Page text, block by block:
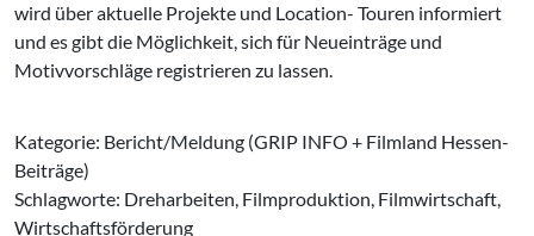
wird über aktuelle Projekte und Location- Touren informiert
und es gibt die Möglichkeit, sich für Neueinträge und
Motivvorschläge registrieren zu lassen.
Kategorie: Bericht/Meldung (GRIP INFO + Filmland Hessen-
Beiträge)
Schlagworte: Dreharbeiten, Filmproduktion, Filmwirtschaft,
Wirtschaftsförderung